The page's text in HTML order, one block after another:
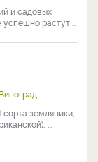
и садовых
растут ...
Виноград
земляники,
...